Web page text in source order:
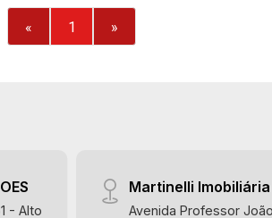
« 1 »
- Alto
Martinelli Imobiliária
Avenida Professor